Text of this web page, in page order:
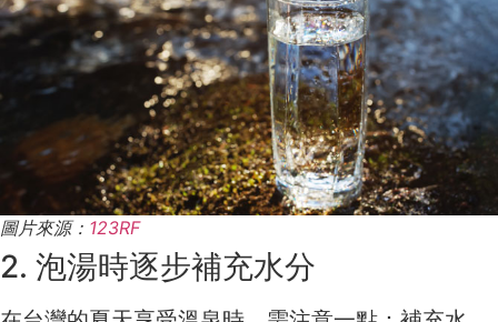
圖片來源： 123RF
2. 泡湯時逐步補充水分